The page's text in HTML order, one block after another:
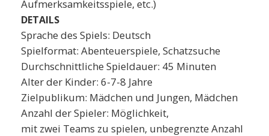
Aufmerksamkeitsspiele, etc.)
DETAILS
Sprache des Spiels: Deutsch
Spielformat: Abenteuerspiele, Schatzsuche
Durchschnittliche Spieldauer: 45 Minuten
Alter der Kinder: 6-7-8 Jahre
Zielpublikum: Mädchen und Jungen, Mädchen
Anzahl der Spieler: Möglichkeit,
mit zwei Teams zu spielen, unbegrenzte Anzahl